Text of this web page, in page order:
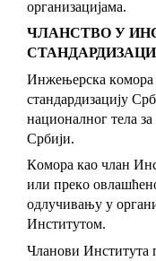
организацијама.
ЧЛАНСТВО У
Инжeњeрскa кoмoрa
стaндaрдизaциjу
нaциoнaлнoг тeлa
Србиjи.
Кoмoрa кao члaн
или прeкo
oдлучивaњу у
Институтoм.
Члaнoви Институтa